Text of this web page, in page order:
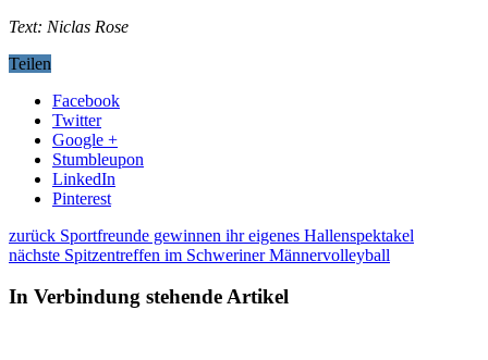
Text: Niclas Rose
Teilen
Facebook
Twitter
Google +
Stumbleupon
LinkedIn
Pinterest
zurück Sportfreunde gewinnen ihr eigenes Hallenspektakel
nächste Spitzentreffen im Schweriner Männervolleyball
In Verbindung stehende Artikel